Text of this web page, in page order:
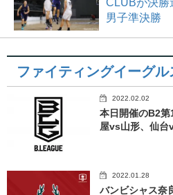
男子準決勝
ファイティングイーグル
2022.02.02
本日開催のB2
屋vs山形、仙台
2022.01.28
バンビシャス奈